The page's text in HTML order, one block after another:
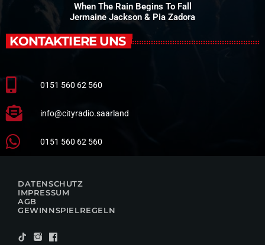
When The Rain Begins To Fall
Jermaine Jackson & Pia Zadora
KONTAKTIERE UNS
0151 560 62 560
info@cityradio.saarland
0151 560 62 560
DATENSCHUTZ
IMPRESSUM
AGB
GEWINNSPIELREGELN